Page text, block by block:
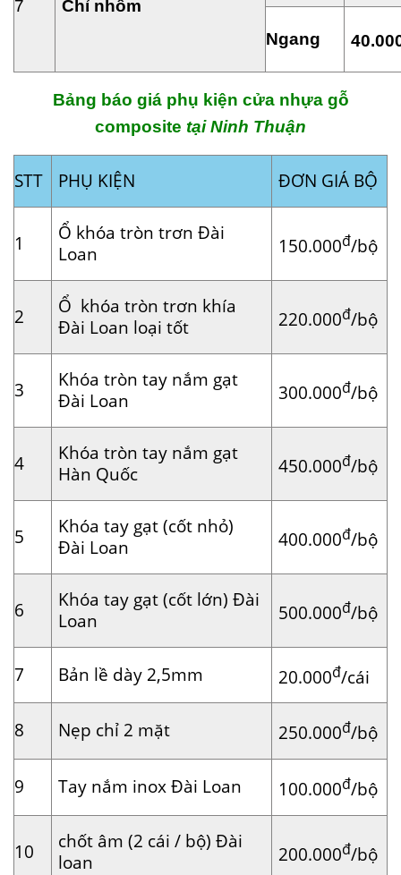
7 Chỉ nhôm
Ngang
Bảng báo giá phụ kiện cửa nhựa gỗ
composite tại Ninh Thuận
STT PHỤ KIỆN ĐƠN GIÁ BỘ
1
Ổ khóa tròn trơn Đài
Loan
150.000đ/bộ
2
Ổ khóa tròn trơn khía
Đài Loan loại tốt
220.000đ/bộ
3
Khóa tròn tay nắm gạt
Đài Loan
300.000đ/bộ
4
Khóa tròn tay nắm gạt
Hàn Quốc
450.000đ/bộ
5
Khóa tay gạt (cốt nhỏ)
Đài Loan
400.000đ/bộ
6
Khóa tay gạt (cốt lớn) Đài
Loan
500.000đ/bộ
7 Bản lề dày 2,5mm 20.000đ/cái
8 Nẹp chỉ 2 mặt 250.000đ/bộ
9 Tay nắm inox Đài Loan 100.000đ/bộ
10
chốt âm (2 cái / bộ) Đài
loan
200.000đ/bộ